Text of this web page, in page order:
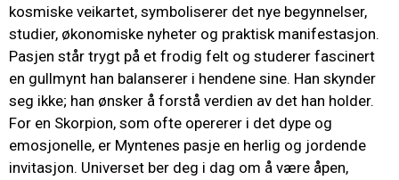
kosmiske veikartet, symboliserer det nye begynnelser,
studier, økonomiske nyheter og praktisk manifestasjon.
Pasjen står trygt på et frodig felt og studerer fascinert
en gullmynt han balanserer i hendene sine. Han skynder
seg ikke; han ønsker å forstå verdien av det han holder.
For en Skorpion, som ofte opererer i det dype og
emosjonelle, er Myntenes pasje en herlig og jordende
invitasjon. Universet ber deg i dag om å være åpen,